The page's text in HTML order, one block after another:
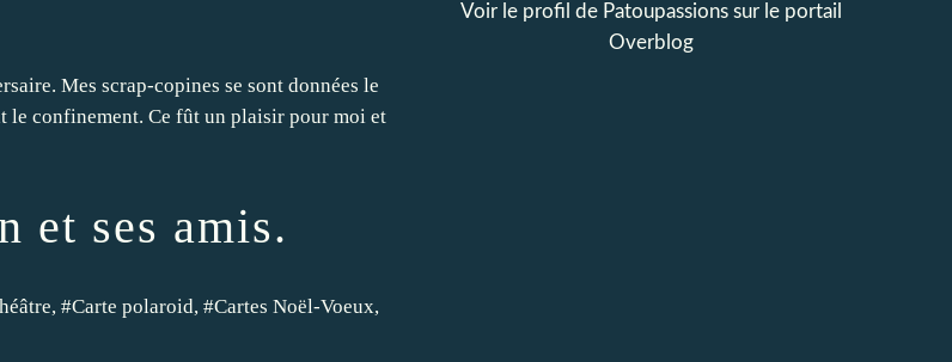
Mes scrap-copines se sont données le
le confinement. Ce fût un plaisir pour moi et
et ses amis.
, #Carte polaroid, #Cartes Noël-Voeux,
Voir le profil de Patoupassionssur le portail
Overblog